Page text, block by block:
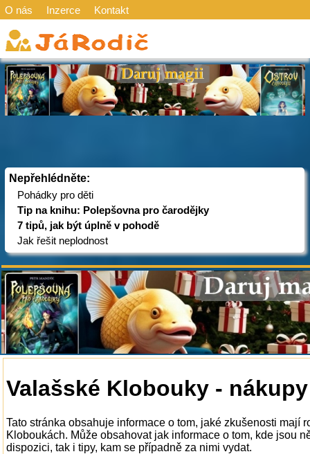
O nás Inzerce Kontakt
Nepřehlédněte:
Pohádky pro děti
Tip na knihu: Polepšovna pro čarodějky
7 tipů, jak být úplně v pohodě
Jak řešit neplodnost
Valašské Klobouky - nákupy
Tato stránka obsahuje informace o tom, jaké zkušenosti mají
Kloboukách. Může obsahovat jak informace o tom, kde jsou
dispozici, tak i tipy, kam se případně za nimi vydat.